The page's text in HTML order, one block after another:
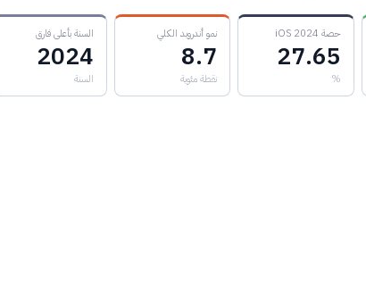
حصة iOS 2024
27.65
%
نمو أندرويد الكلي
8.7
نقطة مئوية
السنة بأعلى فارق
2024
السنة